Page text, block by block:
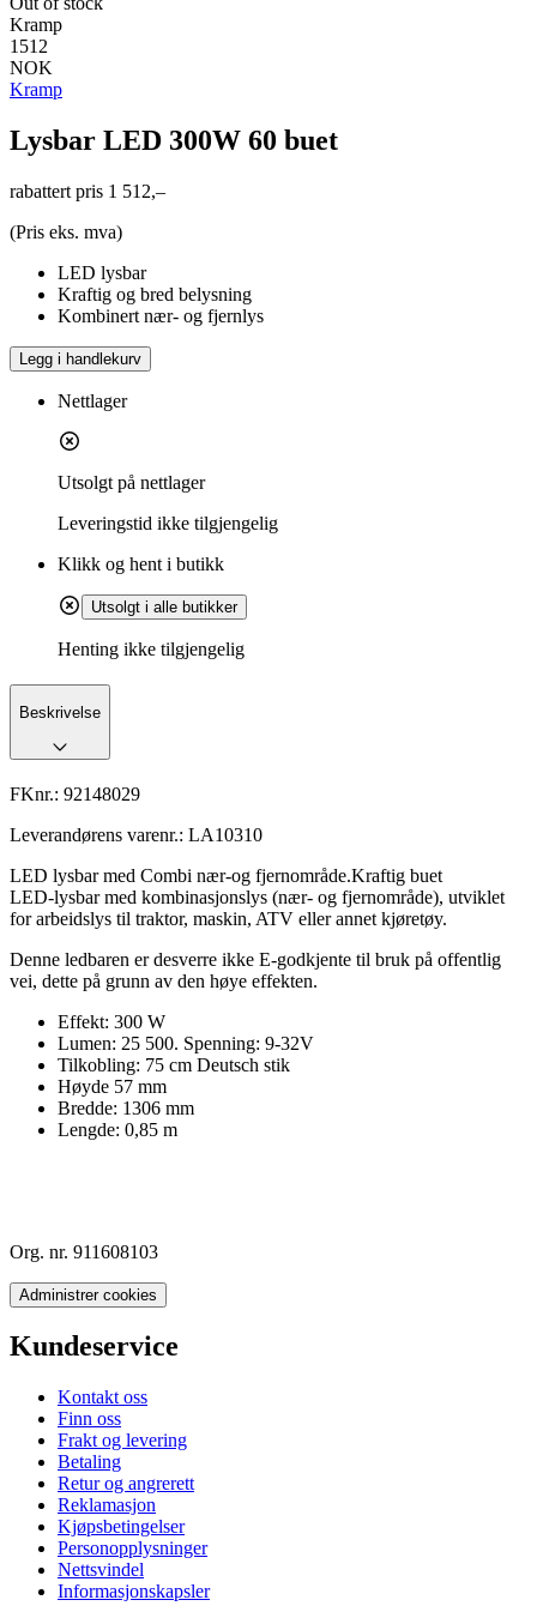
Kramp
1512
NOK
Kramp
Lysbar LED 300W 60 buet
rabattert pris 1 512,–
(Pris eks. mva)
LED lysbar
Kraftig og bred belysning
Kombinert nær- og fjernlys
Legg i handlekurv
Nettlager
Utsolgt på nettlager
Leveringstid ikke tilgjengelig
Klikk og hent i butikk
Utsolgt i alle butikker
Henting ikke tilgjengelig
Beskrivelse
FKnr.: 92148029
Leverandørens varenr.: LA10310
LED lysbar med Combi nær-og fjernområde.Kraftig buet
LED‑lysbar med kombinasjonslys (nær‑ og fjernområde), utviklet
for arbeidslys til traktor, maskin, ATV eller annet kjøretøy.
Denne ledbaren er desverre ikke E-godkjente til bruk på offentlig
vei, dette på grunn av den høye effekten.
Effekt: 300 W
Lumen: 25 500. Spenning: 9-32V
Tilkobling: 75 cm Deutsch stik
Høyde 57 mm
Bredde: 1306 mm
Lengde: 0,85 m
Org. nr. 911608103
Administrer cookies
Kundeservice
Kontakt oss
Finn oss
Frakt og levering
Betaling
Retur og angrerett
Reklamasjon
Kjøpsbetingelser
Personopplysninger
Nettsvindel
Informasjonskapsler